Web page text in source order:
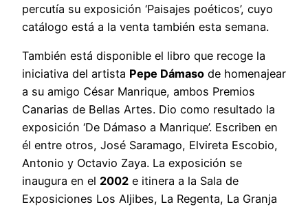
percutía su exposición ‘Paisajes poéticos’, cuyo
catálogo está a la venta también esta semana.
También está disponible el libro que recoge la
iniciativa del artista Pepe Dámaso de homenajear
a su amigo César Manrique, ambos Premios
Canarias de Bellas Artes. Dio como resultado la
exposición ‘De Dámaso a Manrique’. Escriben en
él entre otros, José Saramago, Elvireta Escobio,
Antonio y Octavio Zaya. La exposición se
inaugura en el 2002 e itinera a la Sala de
Exposiciones Los Aljibes, La Regenta, La Granja